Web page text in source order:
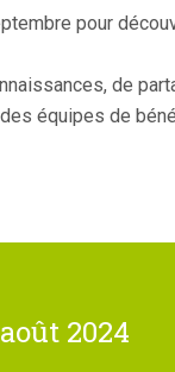
pour
de
équipes de
2024